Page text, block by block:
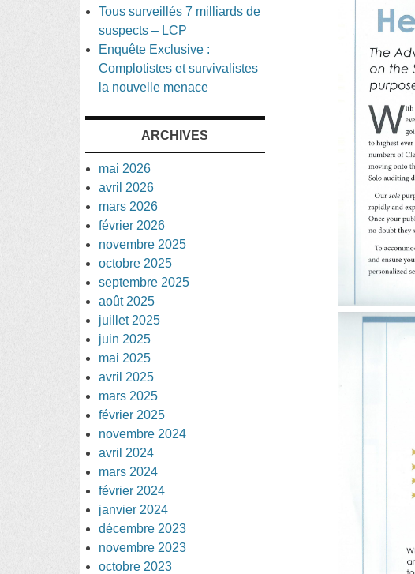
Tous surveillés 7 milliards de
suspects – LCP
Enquête Exclusive :
Complotistes et survivalistes
la nouvelle menace
ARCHIVES
mai 2026
avril 2026
mars 2026
février 2026
novembre 2025
octobre 2025
septembre 2025
août 2025
juillet 2025
juin 2025
mai 2025
avril 2025
mars 2025
février 2025
novembre 2024
avril 2024
mars 2024
février 2024
janvier 2024
décembre 2023
novembre 2023
octobre 2023